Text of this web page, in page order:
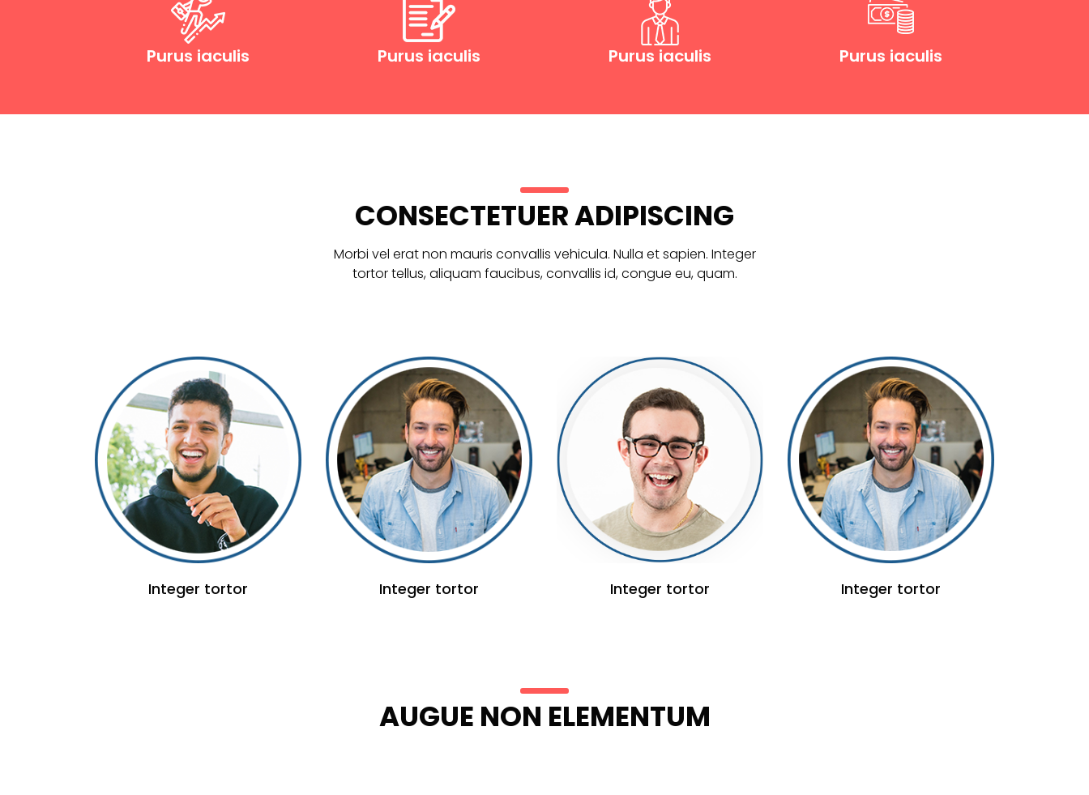
Purus iaculis Purus iaculis Purus iaculis Purus iaculis
CONSECTETUER ADIPISCING
Morbi vel erat non mauris convallis vehicula. Nulla et sapien. Integer
tortor tellus, aliquam faucibus, convallis id, congue eu, quam.
Integer tortor Integer tortor Integer tortor Integer tortor
AUGUE NON ELEMENTUM